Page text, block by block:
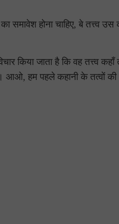
समावेश होना चाहिए, बे तत्त्व उस
किया जाता है कि वह तत्त्व
आओ, हम पहले कहानी के तत्वों की